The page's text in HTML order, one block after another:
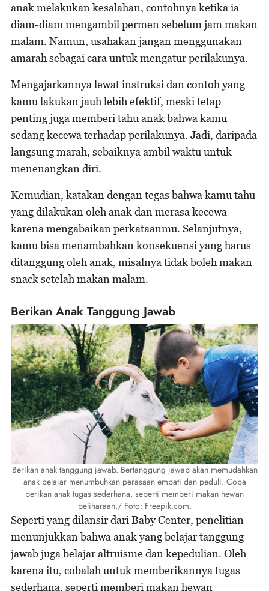
anak melakukan kesalahan, contohnya ketika ia
diam-diam mengambil permen sebelum jam makan
malam. Namun, usahakan jangan menggunakan
amarah sebagai cara untuk mengatur perilakunya.
Mengajarkannya lewat instruksi dan contoh yang
kamu lakukan jauh lebih efektif, meski tetap
penting juga memberi tahu anak bahwa kamu
sedang kecewa terhadap perilakunya. Jadi, daripada
langsung marah, sebaiknya ambil waktu untuk
menenangkan diri.
Kemudian, katakan dengan tegas bahwa kamu tahu
yang dilakukan oleh anak dan merasa kecewa
karena mengabaikan perkataanmu. Selanjutnya,
kamu bisa menambahkan konsekuensi yang harus
ditanggung oleh anak, misalnya tidak boleh makan
snack setelah makan malam.
Berikan Anak Tanggung Jawab
Berikan anak tanggung jawab. Bertanggung jawab akan memudahkan
anak belajar menumbuhkan perasaan empati dan peduli. Coba
berikan anak tugas sederhana, seperti memberi makan hewan
peliharaan./ Foto: Freepik.com.
Seperti yang dilansir dari Baby Center, penelitian
menunjukkan bahwa anak yang belajar tanggung
jawab juga belajar altruisme dan kepedulian. Oleh
karena itu, cobalah untuk memberikannya tugas
sederhana, seperti memberi makan hewan